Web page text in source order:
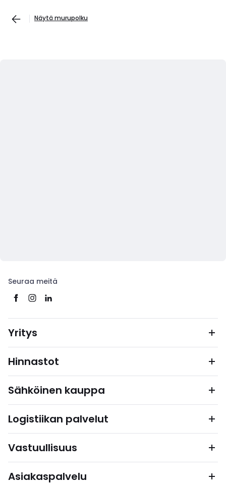
Näytä murupolku
Seuraa meitä
Yritys
Hinnastot
Sähköinen kauppa
Logistiikan palvelut
Vastuullisuus
Asiakaspalvelu